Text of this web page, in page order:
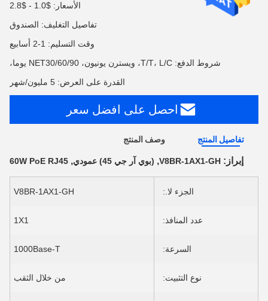
الأسعار: $1.0 - $2.8
تفاصيل التغليف: الصندوق
وقت التسليم: 1-2 أسابيع
شروط الدفع: T/T، L/C، ويسترن يونيون، NET30/60/90 يوما،
القدرة على العرض: 5 مليون/شهر
احصل على افضل سعر
تفاصيل المنتج وصف المنتج
إبراز: V8BR-1AX1-GH
, (بوي آر جي 45) عمودي ,
60W PoE RJ45
الجزء لا.: V8BR-1AX1-GH
عدد المنافذ: 1X1
السرعة: 1000Base-T
نوع التثبيت: من خلال الثقب